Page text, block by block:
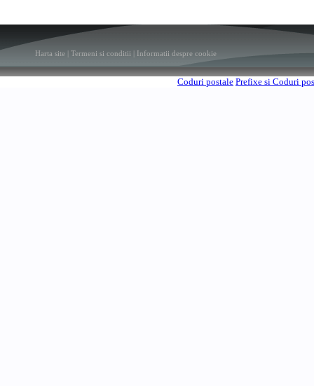
Harta site Termeni si conditii Informatii despre cookie
Coduri postale Prefixe si Coduri